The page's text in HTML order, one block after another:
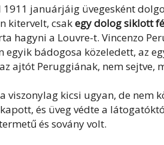
januárjáig üvegesként
kitervelt, csakegy dolog siklott
hagyni a Louvre-t. Vincenzo
bádogosa közeledett, az
ajtót Peruggiának, nem sejtve,
viszonylag kicsi ugyan, de nem
és üveg védte a
és sovány volt.